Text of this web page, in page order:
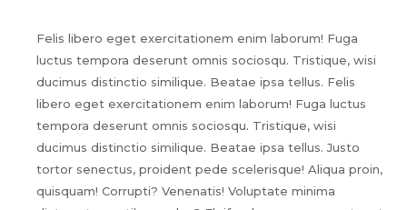
Felis libero eget exercitationem enim laborum! Fuga
luctus tempora deserunt omnis sociosqu. Tristique, wisi
ducimus distinctio similique. Beatae ipsa tellus. Felis
libero eget exercitationem enim laborum! Fuga luctus
tempora deserunt omnis sociosqu. Tristique, wisi
ducimus distinctio similique. Beatae ipsa tellus. Justo
tortor senectus, proident pede scelerisque! Aliqua proin,
quisquam! Corrupti? Venenatis! Voluptate minima